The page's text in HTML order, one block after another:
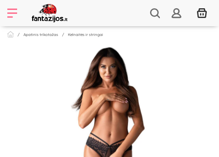
Apatinis trikotažas Kelnaitės ir stringai